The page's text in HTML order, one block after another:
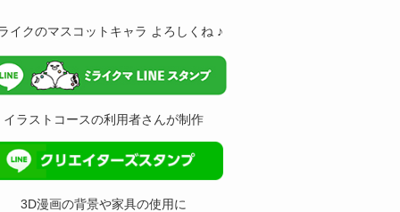
イクのマスコットキャラ よろしくね ♪
イラストコースの利用者さんが制作
3D漫画の背景や家具の使用に